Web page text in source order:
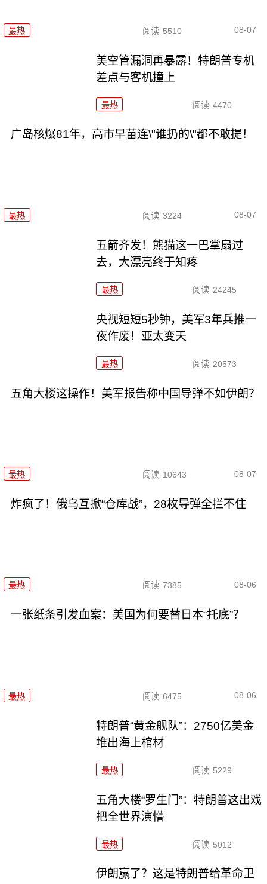
最热 阅读 5510 08-07
美空管漏洞再暴露！特朗普专机
差点与客机撞上
最热 阅读 4470
广岛核爆81年，高市早苗连\"谁扔的\"都不敢提！
最热 阅读 3224 08-07
五箭齐发！熊猫这一巴掌扇过
去，大漂亮终于知疼
最热 阅读 24245
央视短短5秒钟，美军3年兵推一
夜作废！亚太变天
最热 阅读 20573
五角大楼这操作！美军报告称中国导弹不如伊朗？
最热 阅读 10643 08-07
炸疯了！俄乌互掀“仓库战”，28枚导弹全拦不住
最热 阅读 7385 08-06
一张纸条引发血案：美国为何要替日本“托底”？
最热 阅读 6475 08-06
特朗普“黄金舰队”：2750亿美金
堆出海上棺材
最热 阅读 5229
五角大楼“罗生门”：特朗普这出戏
把全世界演懵
最热 阅读 5012
伊朗赢了？这是特朗普给革命卫